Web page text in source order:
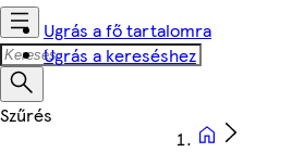
Ugrás a fő tartalomra
Ugrás a kereséshez